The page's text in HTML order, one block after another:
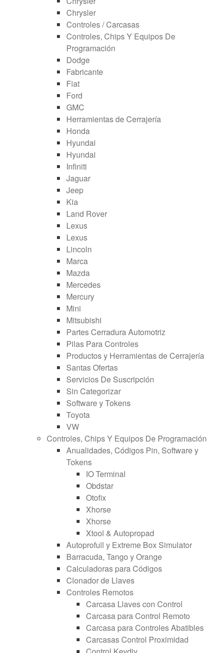
Chrysler
Controles / Carcasas
Controles, Chips Y Equipos De
Programación
Dodge
Fabricante
Fiat
Ford
GMC
Herramientas de Cerrajería
Honda
Hyundai
Hyundai
Infiniti
Jaguar
Jeep
Kia
Land Rover
Lexus
Lexus
Lincoln
Marca
Mazda
Mercedes
Mercury
Mini
Mitsubishi
Partes Cerradura Automotriz
Pilas Para Controles
Productos y Herramientas de Cerrajería
Santas Ofertas
Servicios De Suscripción
Sin Categorizar
Software y Tokens
Toyota
VW
Controles, Chips Y Equipos De Programación
Anualidades, Códigos Pin, Software y
Tokens
IO Terminal
Obdstar
Otofix
Xhorse
Xhorse
Xtool & Autopropad
Autoprofull y Extreme Box Simulator
Barracuda, Tango y Orange
Calculadoras para Códigos
Clonador de Llaves
Controles Remotos
Carcasa Llaves con Control
Carcasa para Control Remoto
Carcasa para Controles Abatibles
Carcasas Control Proximidad